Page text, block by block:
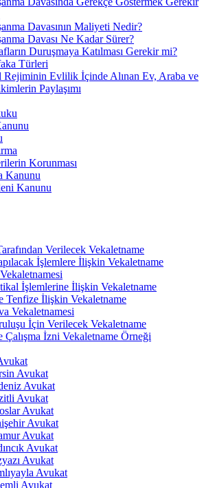
Davasının Maliyeti Nedir?
Davası Ne Kadar Sürer?
Duruşmaya Katılması Gerekir mi?
Türleri
Rejiminin Evlilik İçinde Alınan Ev, Araba ve
Paylaşımı
Korunması
Kanunu
Kanunu
Verilecek Vekaletname
İşlemlere İlişkin Vekaletname
İşlemlerine İlişkin Vekaletname
Tenfize İlişkin Vekaletname
Vekaletnamesi
İçin Verilecek Vekaletname
Çalışma İzni Vekaletname Örneği
Avukat
Avukat
Avukat
Avukat
Avukat
Avukat
Avukat
Avukat
Avukat
Avukat